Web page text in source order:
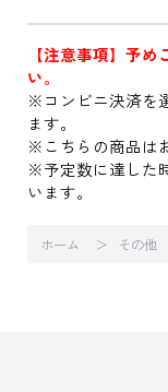
【注意事項】予
い。
※コンビニ決済を
ます。
※こちらの商品は
※予定数に達した
います。
ホーム その他